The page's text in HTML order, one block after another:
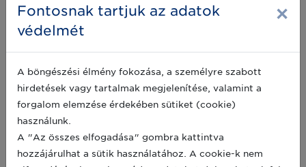
Fontosnak tartjuk az adatok
védelmét
×
A böngészési élmény fokozása, a személyre szabott
hirdetések vagy tartalmak megjelenítése, valamint a
forgalom elemzése érdekében sütiket (cookie)
használunk.
A "Az összes elfogadása" gombra kattintva
hozzájárulhat a sütik használatához. A cookie-k nem